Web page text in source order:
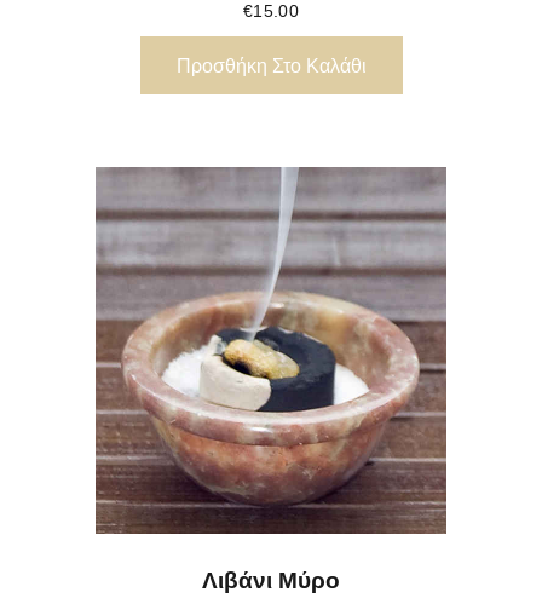
€15.00
Προσθήκη Στο Καλάθι
Λιβάνι Μύρο